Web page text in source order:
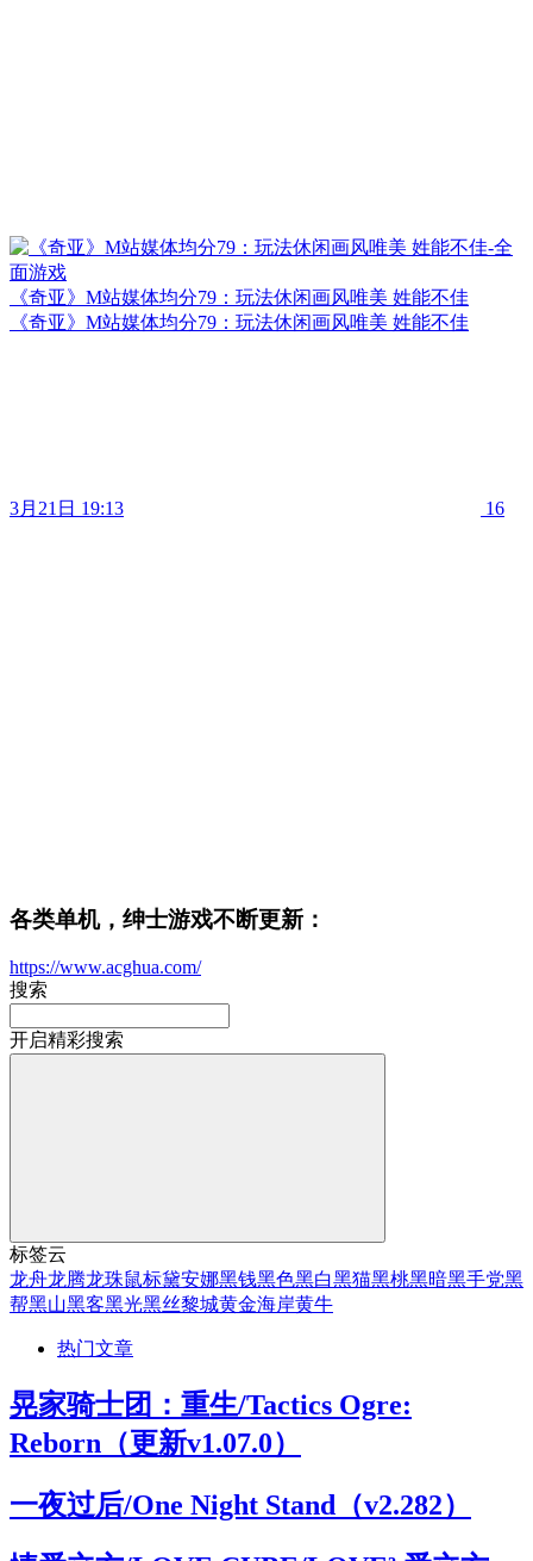
《奇亚》M站媒体均分79：玩法休闲画风唯美 姓能不佳
《奇亚》M站媒体均分79：玩法休闲画风唯美 姓能不佳
3月21日 19:13 16
各类单机，绅士游戏不断更新：
https://www.acghua.com/
搜索
开启精彩搜索
标签云
龙舟龙腾龙珠鼠标黛安娜黑钱黑色黑白黑猫黑桃黑暗黑手党黑
帮黑山黑客黑光黑丝黎城黄金海岸黄牛
热门文章
晃家骑士团：重生/Tactics Ogre:
Reborn（更新v1.07.0）
一夜过后/One Night Stand（v2.282）